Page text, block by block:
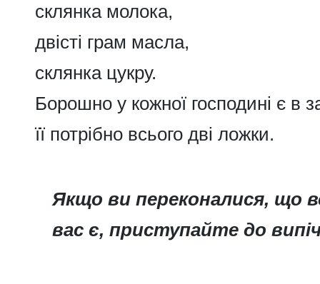
склянка молока,
двісті грам масла,
склянка цукру.
Борошно у кожної господині є в
її потрібно всього дві ложки.
Якщо ви переконалися, що
вас є, приступайте до